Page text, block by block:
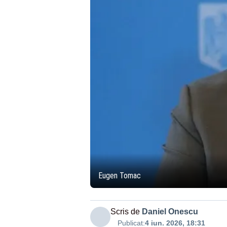
Eugen Tomac
Scris de Daniel Onescu
Publicat:4 iun. 2026, 18:31